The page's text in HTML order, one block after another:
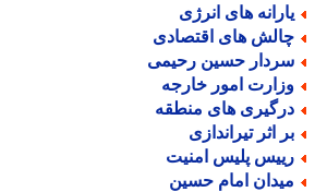
های انرژی
های اقتصادی
حسین رحیمی
امور خارجه
های منطقه
اثر تیراندازی
پلیس امنیت
امام حسین